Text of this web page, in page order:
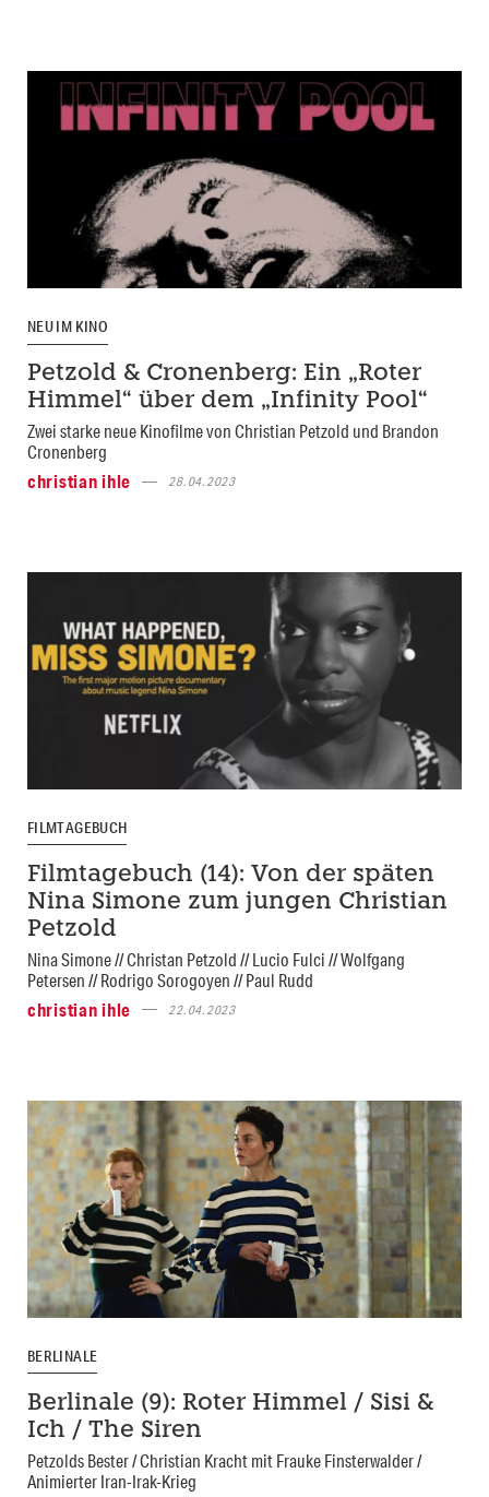
NEU IM KINO
Petzold & Cronenberg: Ein „Roter
Himmel“ über dem „Infinity Pool“
Zwei starke neue Kinofilme von Christian Petzold und Brandon
Cronenberg
christian ihle
28.04.2023
FILMTAGEBUCH
Filmtagebuch (14): Von der späten
Nina Simone zum jungen Christian
Petzold
Nina Simone // Christan Petzold // Lucio Fulci // Wolfgang
Petersen // Rodrigo Sorogoyen // Paul Rudd
christian ihle
22.04.2023
BERLINALE
Berlinale (9): Roter Himmel / Sisi &
Ich / The Siren
Petzolds Bester / Christian Kracht mit Frauke Finsterwalder /
Animierter Iran-Irak-Krieg